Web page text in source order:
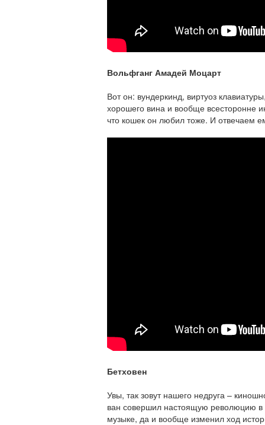
Вольфганг Амадей Моцарт
Вот он: вундеркинд, виртуоз
хорошего вина и вообще всесторонне
что кошек он любил тоже. И отвечаем
Бетховен
Увы, так зовут нашего недруга –
ван совершил настоящую революцию
музыке, да и вообще изменил ход